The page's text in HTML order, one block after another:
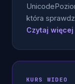
która
Czytaj
KURS WIDEO